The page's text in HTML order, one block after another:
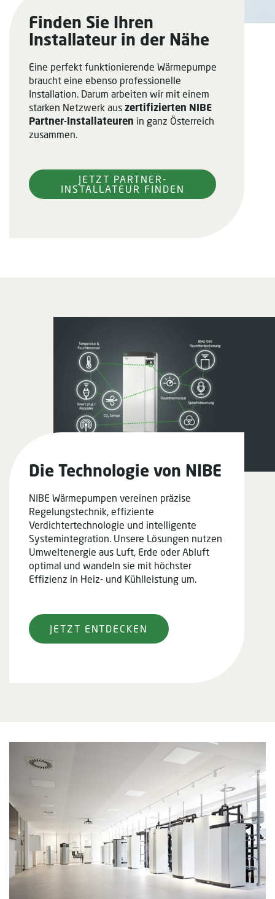
Finden Sie Ihren
Installateur in der Nähe
Eine perfekt funktionierende Wärmepumpe
braucht eine ebenso professionelle
Installation. Darum arbeiten wir mit einem
starken Netzwerk aus zertifizierten NIBE
Partner-Installateuren in ganz Österreich
zusammen.
JETZT PARTNER-
INSTALLATEUR FINDEN
Die Technologie von NIBE
NIBE Wärmepumpen vereinen präzise
Regelungstechnik, effiziente
Verdichtertechnologie und intelligente
Systemintegration. Unsere Lösungen nutzen
Umweltenergie aus Luft, Erde oder Abluft
optimal und wandeln sie mit höchster
Effizienz in Heiz- und Kühlleistung um.
JETZT ENTDECKEN